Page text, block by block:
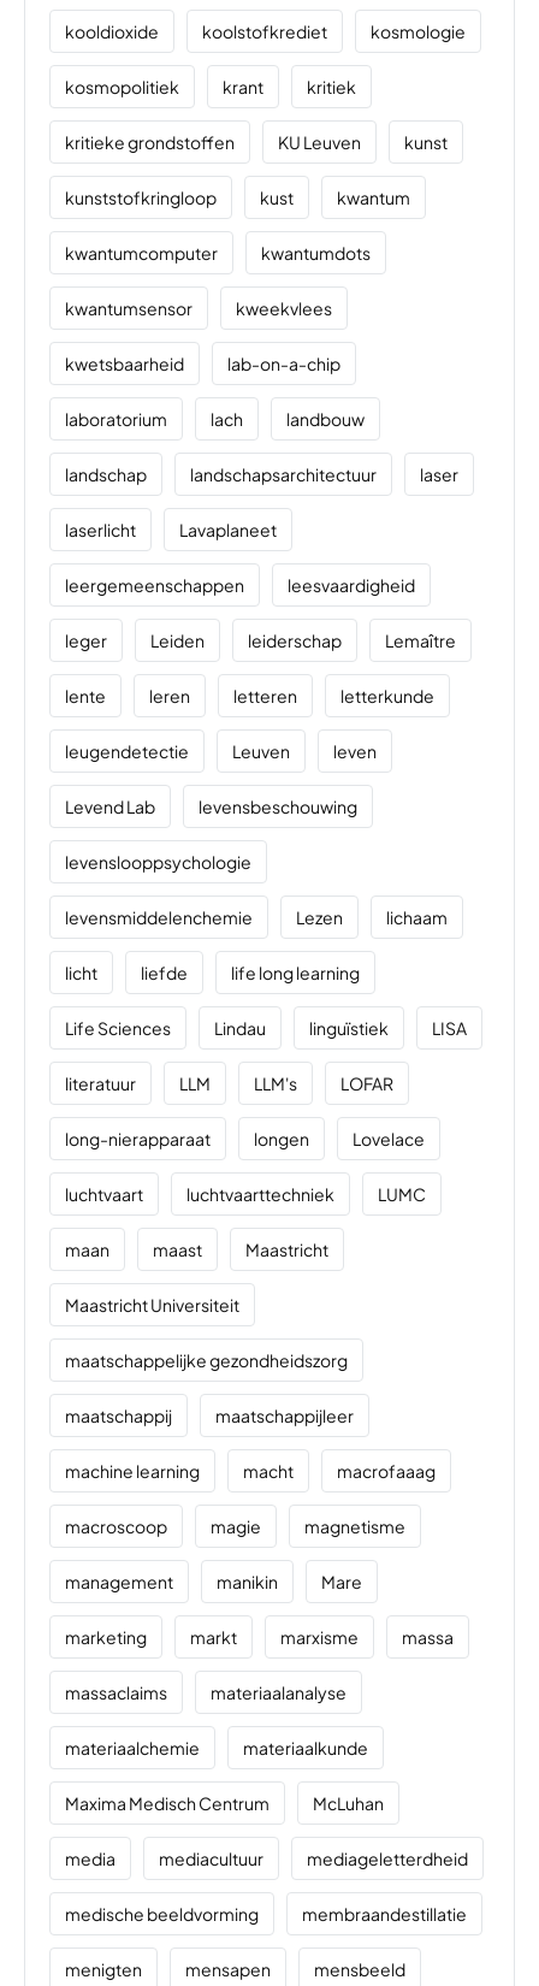
kooldioxide koolstofkrediet kosmologie
kosmopolitiek krant kritiek
kritieke grondstoffen KU Leuven kunst
kunststofkringloop kust kwantum
kwantumcomputer kwantumdots
kwantumsensor kweekvlees
kwetsbaarheid lab-on-a-chip
laboratorium lach landbouw
landschap landschapsarchitectuur laser
laserlicht Lavaplaneet
leergemeenschappen leesvaardigheid
leger Leiden leiderschap Lemaître
lente leren letteren letterkunde
leugendetectie Leuven leven
Levend Lab levensbeschouwing
levenslooppsychologie
levensmiddelenchemie Lezen lichaam
licht liefde life long learning
Life Sciences Lindau linguïstiek LISA
literatuur LLM LLM's LOFAR
long-nierapparaat longen Lovelace
luchtvaart luchtvaarttechniek LUMC
maan maast Maastricht
Maastricht Universiteit
maatschappelijke gezondheidszorg
maatschappij maatschappijleer
machine learning macht macrofaaag
macroscoop magie magnetisme
management manikin Mare
marketing markt marxisme massa
massaclaims materiaalanalyse
materiaalchemie materiaalkunde
Maxima Medisch Centrum McLuhan
media mediacultuur mediageletterdheid
medische beeldvorming membraandestillatie
menigten mensapen mensbeeld